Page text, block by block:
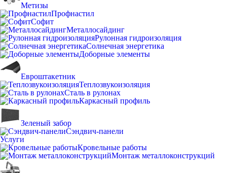
Метизы
Профнастил
Софит
Металлосайдинг
Рулонная гидроизоляция
Солнечная энергетика
Доборные элементы
Евроштакетник
Теплозвукоизоляция
Сталь в рулонах
Каркасный профиль
Зеленый забор
Сэндвич-панели
Услуги
Кровельные работы
Монтаж металлоконструкций